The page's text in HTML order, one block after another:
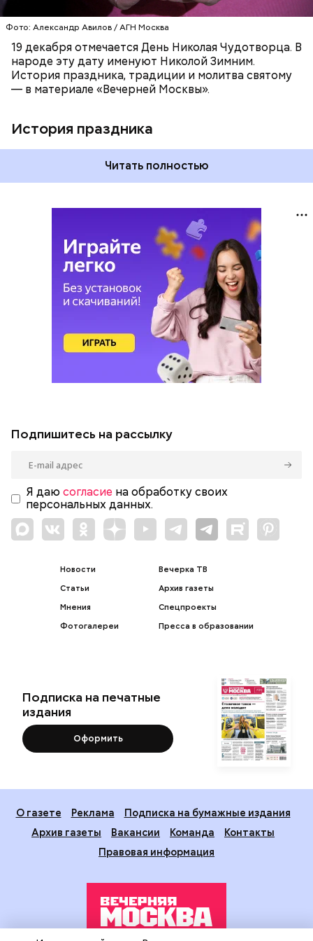
Фото: Александр Авилов / АГН Москва
19 декабря отмечается День Николая Чудотворца. В
народе эту дату именуют Николой Зимним.
История праздника, традиции и молитва святому
— в материале «Вечерней Москвы».
История праздника
Читать полностью
Подпишитесь на рассылку
Я даю согласие на обработку своих
персональных данных.
Новости
Статьи
Мнения
Фотогалереи
Вечерка ТВ
Архив газеты
Спецпроекты
Пресса в образовании
Подписка на печатные
издания
Оформить
О газете Реклама
Подписка на бумажные издания
Архив газеты
Вакансии Команда
Контакты
Правовая информация